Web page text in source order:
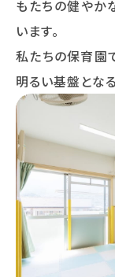
もたちの健やか
います。
私たちの保育園
明るい基盤とな